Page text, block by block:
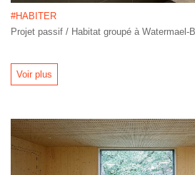
#HABITER
Projet passif / Habitat groupé à
Voir plus